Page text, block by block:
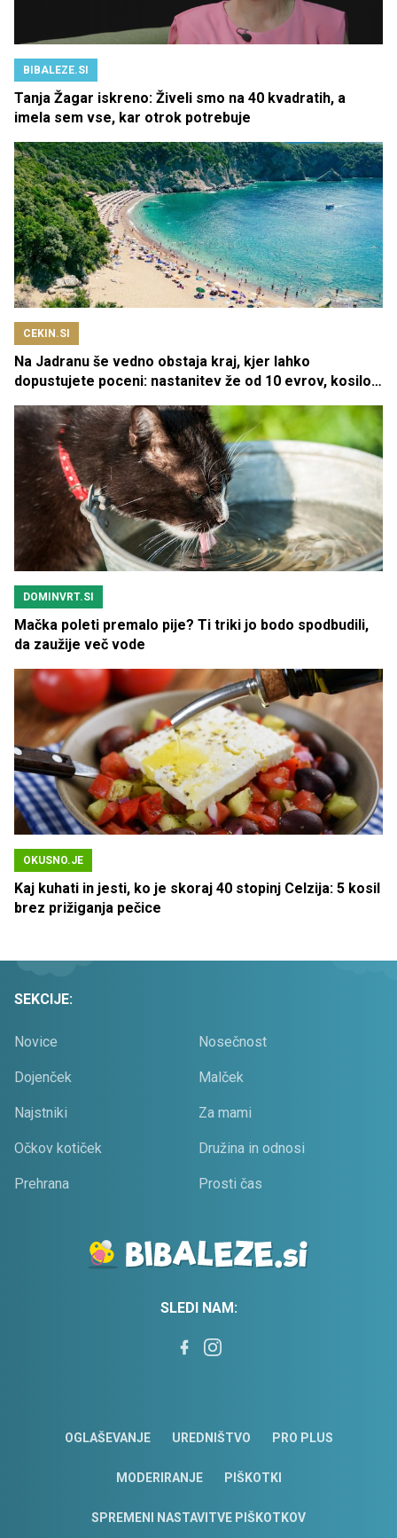
BIBALEZE.SI
Tanja Žagar iskreno: Živeli smo na 40 kvadratih, a
imela sem vse, kar otrok potrebuje
CEKIN.SI
Na Jadranu še vedno obstaja kraj, kjer lahko
dopustujete poceni: nastanitev že od 10 evrov, kosilo
DOMINVRT.SI
Mačka poleti premalo pije? Ti triki jo bodo spodbudili,
da zaužije več vode
OKUSNO.JE
Kaj kuhati in jesti, ko je skoraj 40 stopinj Celzija: 5 kosil
brez prižiganja pečice
SEKCIJE:
Novice Nosečnost
Dojenček Malček
Najstniki Za mami
Očkov kotiček Družina in odnosi
Prehrana Prosti čas
SLEDI NAM:
OGLAŠEVANJE UREDNIŠTVO PRO PLUS
MODERIRANJE PIŠKOTKI
SPREMENI NASTAVITVE PIŠKOTKOV